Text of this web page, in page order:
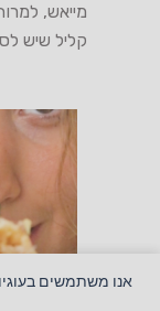
מייאש,
קליל שיש
אנו משתמשים